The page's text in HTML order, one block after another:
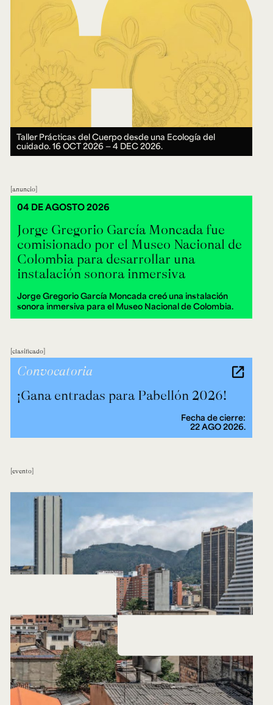
Taller Prácticas del Cuerpo desde una Ecología del
cuidado.16 OCT 2026 ― 4 DEC 2026.
anuncio
Jorge Gregorio García Moncada fue
comisionado por el Museo Nacional de
Colombia para desarrollar una
instalación sonora inmersiva
Jorge Gregorio García Moncada creó una instalación
sonora inmersiva para el Museo Nacional de Colombia.
04 DE AGOSTO 2026
clasificado
¡Gana entradas para Pabellón 2026!
Convocatoria
Fecha de cierre:
22 AGO 2026.
evento